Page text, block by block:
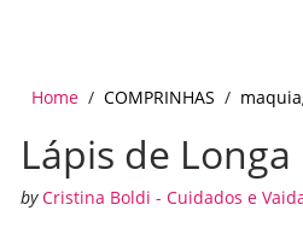
Home / COMPRINHAS /
Lápis de
by Cristina Boldi - Cuidados e